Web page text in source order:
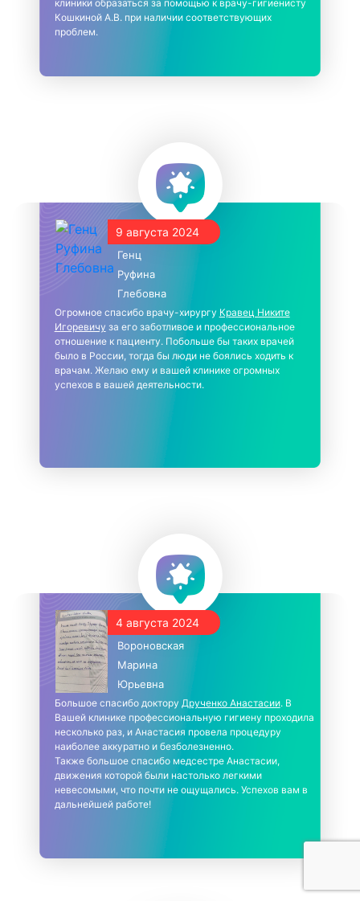
клиники образаться за помощью к врачу-гигиенисту
Кошкиной А.В. при наличии соответствующих
проблем.
9 августа 2024
Генц
Руфина
Глебовна
Огромное спасибо врачу-хирургу Кравец Никите
Игоревичу за его заботливое и профессиональное
отношение к пациенту. Побольше бы таких врачей
было в России, тогда бы люди не боялись ходить к
врачам. Желаю ему и вашей клинике огромных
успехов в вашей деятельности.
4 августа 2024
Вороновская
Марина
Юрьевна
Большое спасибо доктору Друченко Анастасии. В
Вашей клинике профессиональную гигиену проходила
несколько раз, и Анастасия провела процедуру
наиболее аккуратно и безболезненно.
Также большое спасибо медсестре Анастасии,
движения которой были настолько легкими
невесомыми, что почти не ощущались. Успехов вам в
дальнейшей работе!